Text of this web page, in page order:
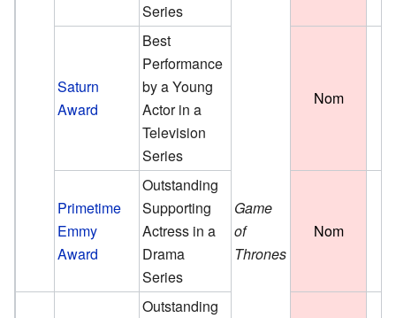
Series
Game
of
Thrones
Saturn
Award
Best
Performance
by a Young
Actor in a
Television
Series
Nom
Primetime
Emmy
Award
Outstanding
Supporting
Actress in a
Drama
Series
Nom
Outstanding